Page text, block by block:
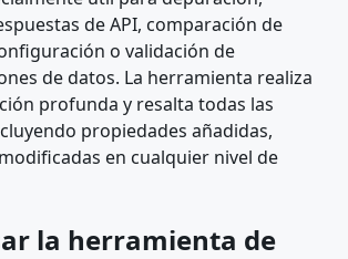
de API, comparación de
o validación de
de datos. La herramienta realiza
profunda y resalta todas las
propiedades añadidas,
en cualquier nivel de
la herramienta de